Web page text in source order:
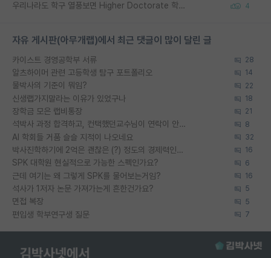
우리나라도 학구 열풍보면 Higher Doctorate 학위가 필요하다고 봅니다. 4
자유 게시판(아무개랩)에서 최근 댓글이 많이 달린 글
카이스트 경영공학부 서류 28
알츠하이머 관련 고등학생 탐구 포트폴리오 14
물박사의 기준이 뭐임? 22
신생랩가지말라는 이유가 있었구나 18
장학금 모은 랩비통장 21
석박사 과정 합격하고, 컨택했던교수님이 연락이 안됩니다... 8
AI 학회들 거품 슬슬 지적이 나오네요 32
박사진학하기에 2억은 괜찮은 (?) 정도의 경제력인가요 16
SPK 대학원 현실적으로 가능한 스펙인가요? 6
근데 여기는 왜 그렇게 SPK를 물어보는거임? 16
석사가 1저자 논문 가져가는게 흔한건가요? 5
면접 복장 5
편입생 학부연구생 질문 7